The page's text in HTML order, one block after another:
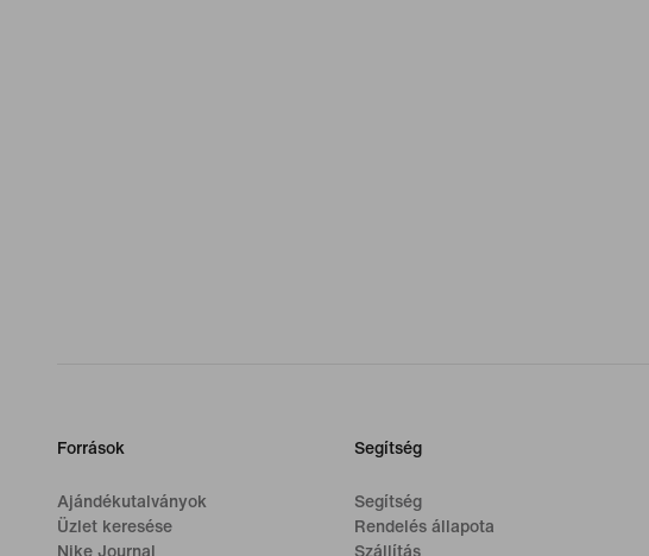
Források
Ajándékutalványok
Üzlet keresése
Nike Journal
Segítség
Segítség
Rendelés állapota
Szállítás